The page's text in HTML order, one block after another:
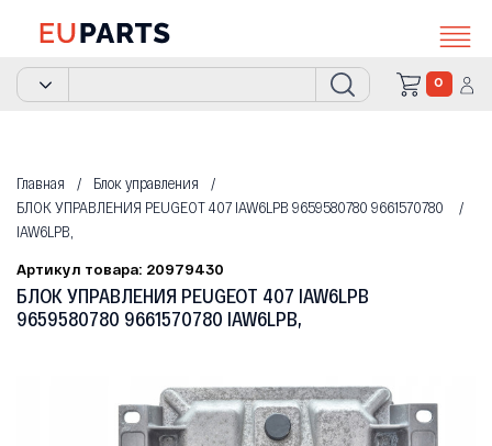
0
Главная
Блок управления
БЛОК УПРАВЛЕНИЯ PEUGEOT 407 IAW6LPB 9659580780 9661570780
IAW6LPB,
Артикул товара: 20979430
БЛОК УПРАВЛЕНИЯ PEUGEOT 407 IAW6LPB
9659580780 9661570780 IAW6LPB,